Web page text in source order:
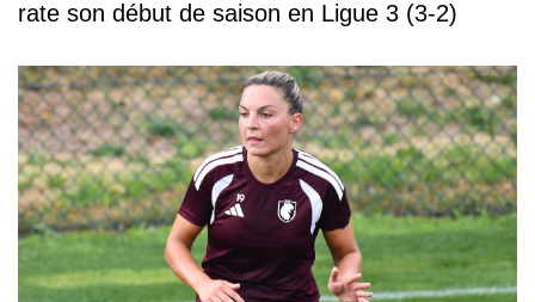
rate son début de saison en Ligue 3 (3-2)